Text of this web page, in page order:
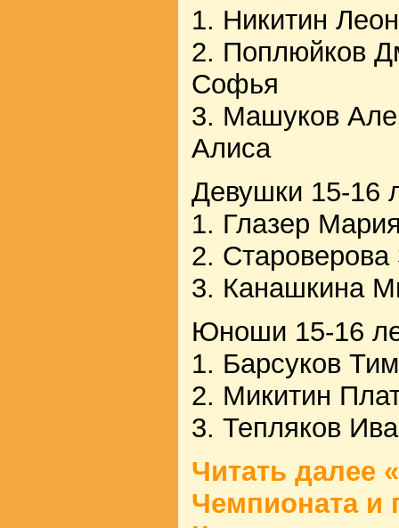
1. Никитин
2. Поплюйков
Софья
3. Машуков
Алиса
Девушки 15-16
1. Глазер
2. Староверова
3. Канашкина
Юноши 15-16
1. Барсуков
2. Микитин
3. Тепляков
Читать далее «
Чемпионата и